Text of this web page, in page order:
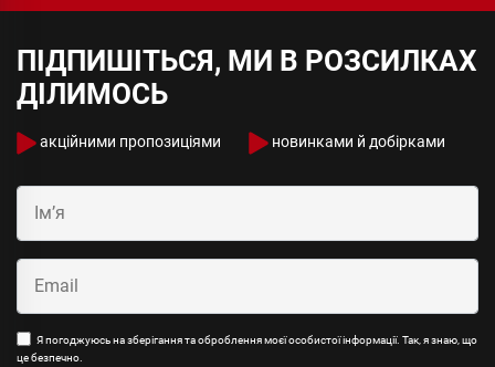
ПІДПИШІТЬСЯ, МИ В РОЗСИЛКАХ
ДІЛИМОСЬ
акційними пропозиціями новинками й добірками
Я погоджуюсь на зберігання та оброблення моєї особистої інформації. Так, я знаю, що
це безпечно.